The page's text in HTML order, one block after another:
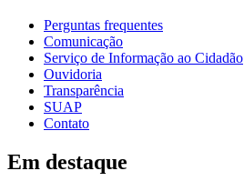
Perguntas frequentes
Comunicação
Serviço de Informação ao Cidadão
Ouvidoria
Transparência
SUAP
Contato
Em destaque